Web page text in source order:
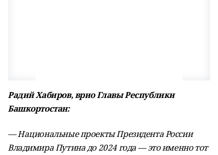
Радий Хабиров, врио Главы Республики
Башкортостан:
— Национальные проекты Президента России
Владимира Путина до 2024 года — это именно тот